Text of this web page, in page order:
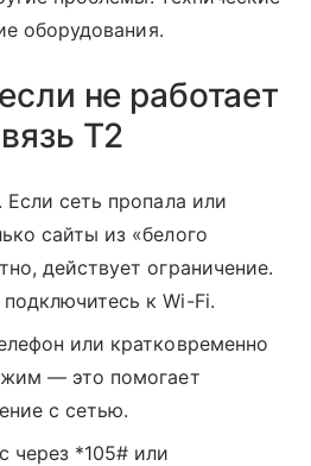
оборудования.
не работает
T2
Если сеть пропала или
сайты из «белого
действует ограничение.
к Wi-Fi.
или кратковременно
— это помогает
с сетью.
через *105# или